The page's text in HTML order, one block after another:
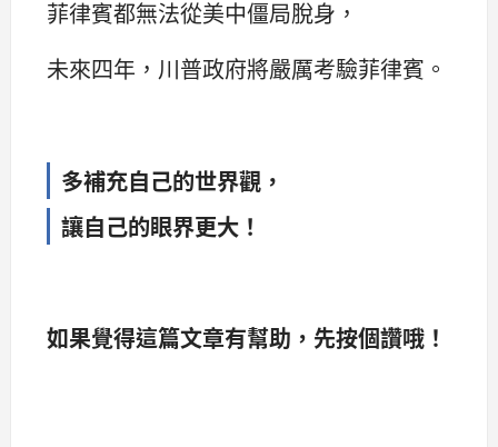
菲律賓都無法從美中僵局脫身，
未來四年，川普政府將嚴厲考驗菲律賓。
多補充自己的世界觀，
讓自己的眼界更大！
如果覺得這篇文章有幫助，先按個讚哦！